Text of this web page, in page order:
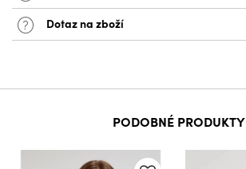
Dotaz na zboží
PODOBNÉ PRODUKTY